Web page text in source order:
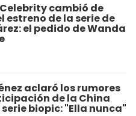
cambió de
estreno de la serie de
el pedido de Wanda
aclaró los rumores
de la China
serie biopic: "Ella nunca"